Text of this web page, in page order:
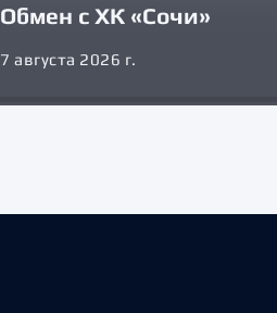
Обмен с ХК «Сочи»
7 августа 2026 г.